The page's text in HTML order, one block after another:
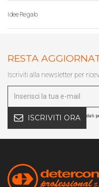
Idee Regalo
RESTA
Iscriviti alla newsletter per
ISCRIVITI ORA dati